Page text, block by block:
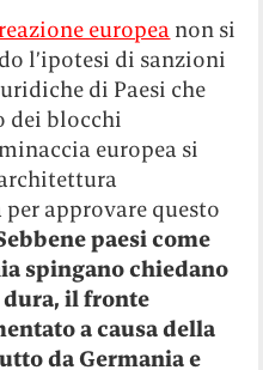
europea non si
l’ipotesi di sanzioni
di Paesi che
dei blocchi
europea si
approvare questo
paesi come
spingano chiedano
dura, il fronte
a causa della
da Germania e